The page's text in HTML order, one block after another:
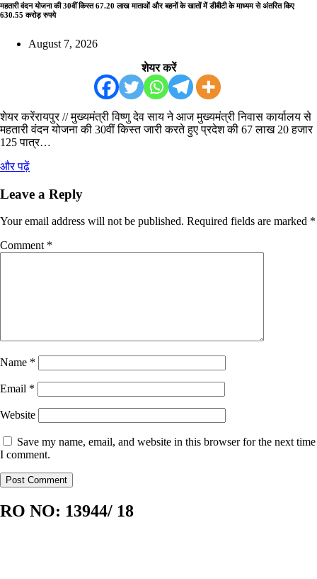
महतारी वंदन योजना की 30वीं किस्त 67.20 लाख माताओं और बहनों के खातों में डीबीटी के माध्यम से अंतरित किए
630.55 करोड़ रुपये
August 7, 2026
शेयर करें
शेयर करेंरायपुर // मुख्यमंत्री विष्णु देव साय ने आज मुख्यमंत्री निवास कार्यालय से
महतारी वंदन योजना की 30वीं किस्त जारी करते हुए प्रदेश की 67 लाख 20 हजार
125 पात्र…
और पढ़ें
Leave a Reply
Your email address will not be published. Required fields are marked *
Comment *
Name *
Email *
Website
Save my name, email, and website in this browser for the next time
I comment.
RO NO: 13944/ 18